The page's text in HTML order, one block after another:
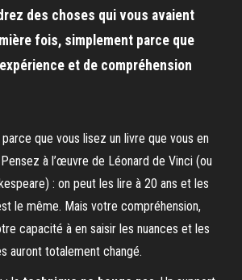
des choses qui vous avaient
fois, simplement parce que
et de compréhension
parce que vous lisez un livre que vous en
à l’œuvre de Léonard de Vinci (ou
: on peut les lire à 20 ans et les
le même. Mais votre compréhension,
capacité à en saisir les nuances et les
auront totalement changé.